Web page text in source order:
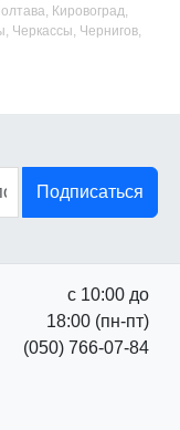
Кировоград,
Черкассы, Чернигов,
Подписаться
с 10:00 до
18:00 (пн-пт)
(050) 766-07-84